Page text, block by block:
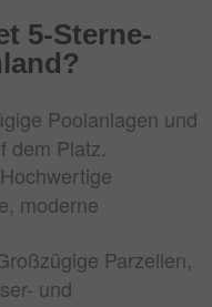
5-Sterne-
Poolanlagen und
dem Platz.
Hochwertige
moderne
Parzellen,
und